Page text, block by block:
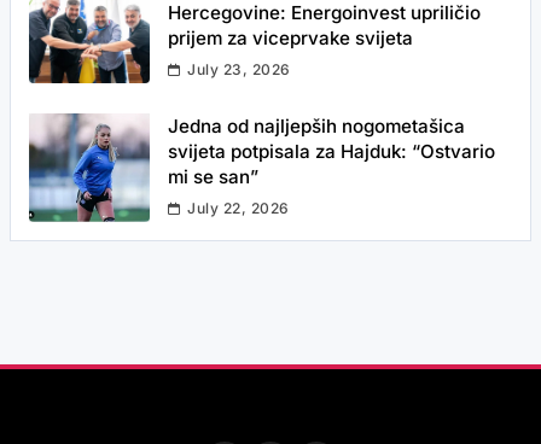
Hercegovine: Energoinvest upriličio
prijem za viceprvake svijeta
July 23, 2026
Jedna od najljepših nogometašica
svijeta potpisala za Hajduk: “Ostvario
mi se san”
July 22, 2026